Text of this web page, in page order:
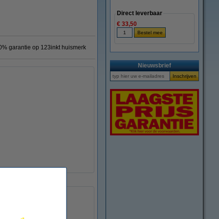
garantie op 123inkt huismerk
3845A003AA
Direct leverbaar
€ 33,50
Nieuwsbrief